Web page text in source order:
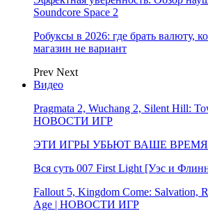
Soundcore Space 2
Робуксы в 2026: где брать валюту,
магазин не вариант
Prev Next
Видео
Pragmata 2, Wuchang 2, Silent Hill:
НОВОСТИ ИГР
ЭТИ ИГРЫ УБЬЮТ ВАШЕ ВРЕМЯ
Вся суть 007 First Light [Уэс и
Fallout 5, Kingdom Come: Salvation,
Age | НОВОСТИ ИГР